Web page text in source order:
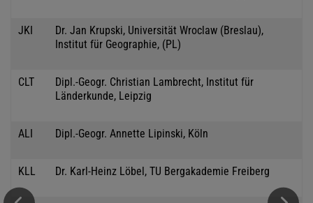
JKI
Dr. Jan Krupski, Universität Wroclaw (Breslau),
Institut für Geographie, (PL)
CLT
Dipl.-Geogr. Christian Lambrecht, Institut für
Länderkunde, Leipzig
ALI Dipl.-Geogr. Annette Lipinski, Köln
KLL Dr. Karl-Heinz Löbel, TU Bergakademie Freiberg